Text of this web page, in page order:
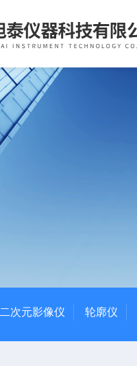
二次元影像仪 轮廓仪